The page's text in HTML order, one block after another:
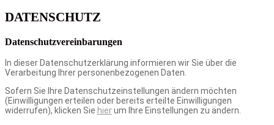
DATENSCHUTZ
Datenschutzvereinbarungen
In dieser Datenschutzerklärung informieren wir Sie über die
Verarbeitung Ihrer personenbezogenen Daten.
Sofern Sie Ihre Datenschutzeinstellungen ändern möchten
(Einwilligungen erteilen oder bereits erteilte Einwilligungen
widerrufen), klicken Sie hierum Ihre Einstellungen zu ändern.